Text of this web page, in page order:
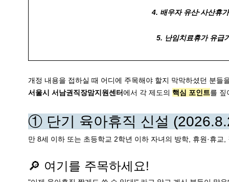
4. 배우자 유산·사산휴
5. 난임치료휴가 유급
개정 내용을 접하실 때 어디에 주목해야 할지 막막하셨던 분들
서울시 서남권직장맘지원센터에서 각 제도의 핵심 포인트를 짚
① 단기 육아휴직 신설
만 8세 이하 또는 초등학교 2학년 이하 자녀의 방학, 휴원·휴교
🔎 여기를 주목하세요!